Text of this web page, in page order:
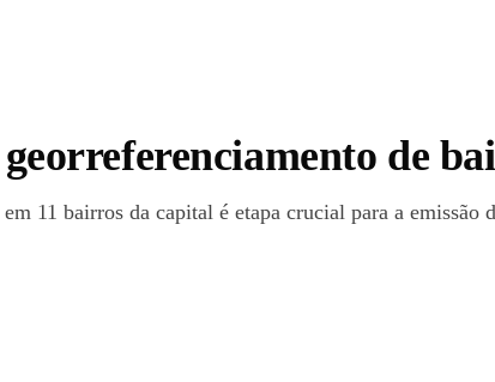
de
11 bairros da capital é etapa crucial para a